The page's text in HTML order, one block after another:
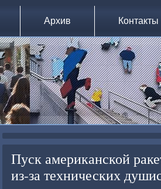
Архив Контакты
Пуск американской
из-за технических